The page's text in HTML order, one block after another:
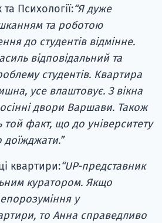
Психології:“Я дуже
та роботою
до студентів відмінне.
відповідальний та
студентів. Квартира
усе влаштовує. З вікна
двори Варшави. Також
той факт, що до університету
квартири:“UP-представник
куратором. Якщо
у
то Анна справедливо